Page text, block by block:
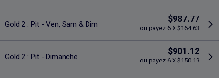
Gold 2 : Pit - Ven, Sam & Dim
$987.77
ou payez 6 X $164.63
Gold 2 : Pit - Dimanche
$901.12
ou payez 6 X $150.19